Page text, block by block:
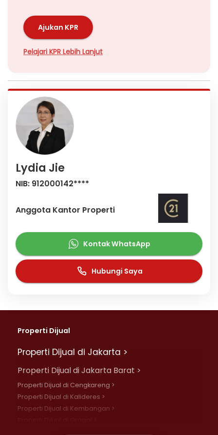
Ajukan KPR
Pelajari KPR Lebih Lanjut
Lydia Jie
NIB: 912000142****
Anggota Kantor Properti
Kontak WhatsApp
Hubungi Saya
Properti Dijual
Properti Dijual di Jakarta >
Properti Dijual di Jakarta Barat >
Properti Dijual di Cengkareng >
Properti Dijual di Kalideres >
Properti Dijual di Kembangan >